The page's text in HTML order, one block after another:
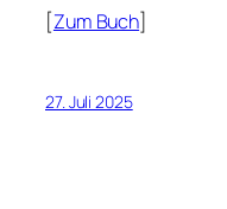
[Zum Buch]
27. Juli 2025